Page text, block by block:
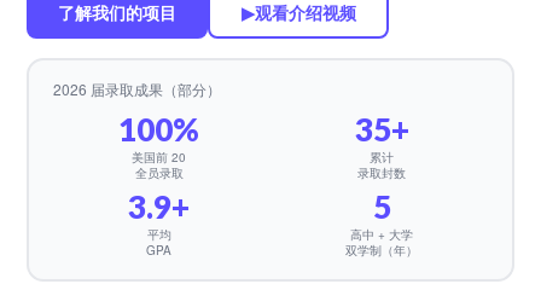
了解我们的项目 ▶观看介绍视频
2026 届录取成果（部分）
100%
美国前 20
全员录取
35+
累计
录取封数
3.9+
平均
GPA
5
高中 + 大学
双学制（年）
🦅 English Buffet · Bird